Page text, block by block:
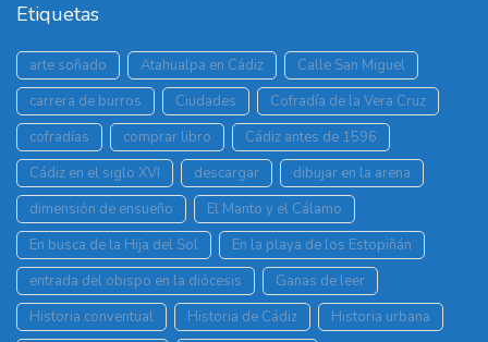
Etiquetas
arte soñado Atahualpa en Cádiz
Calle San Miguel
carrera de burros
Ciudades
Cofradía de la Vera Cruz
cofradías
comprar libro
Cádiz antes de 1596
Cádiz en el siglo XVI
descargar
dibujar en la arena
dimensión de ensueño
El Manto y el Cálamo
En busca de la Hija del Sol
En la playa de los Estopiñán
entrada del obispo en la diócesis
Ganas de leer
Historia conventual
Historia de Cádiz
Historia urbana